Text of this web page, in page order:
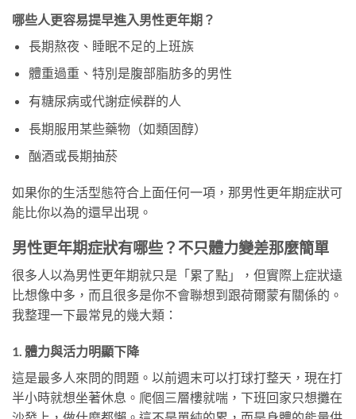
哪些人更容易提早進入男性更年期？
長期熬夜、睡眠不足的上班族
體重過重、特別是腹部脂肪多的男性
有糖尿病或代謝症候群的人
長期服用某些藥物（如類固醇）
酗酒或長期抽菸
如果你的生活型態符合上面任何一項，那男性更年期症狀可
能比你以為的還早出現。
男性更年期症狀有哪些？不只體力變差那麼簡單
很多人以為男性更年期就只是「累了點」，但實際上症狀遠
比想像中多，而且很多是你不會聯想到跟荷爾蒙有關係的。
我整理一下最常見的幾大類：
1. 體力與活力明顯下降
這是最多人來問的問題。以前週末可以打球打整天，現在打
半小時就想坐著休息。爬個三層樓就喘，下班回家只想攤在